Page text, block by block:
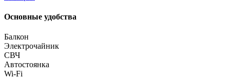
Основные удобства
Балкон
Электрочайник
СВЧ
Автостоянка
Wi-Fi